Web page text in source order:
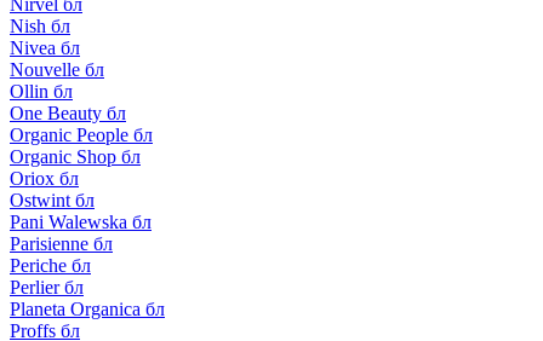
Nirvel бл
Nish бл
Nivea бл
Nouvelle бл
Ollin бл
One Beauty бл
Organic People бл
Organic Shop бл
Oriox бл
Ostwint бл
Pani Walewska бл
Parisienne бл
Periche бл
Perlier бл
Planeta Organica бл
Proffs бл